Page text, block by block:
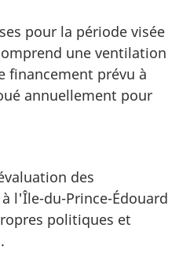
pour la période visée
une ventilation
financement prévu à
annuellement pour
des
l'Île-du-Prince-Édouard
politiques et